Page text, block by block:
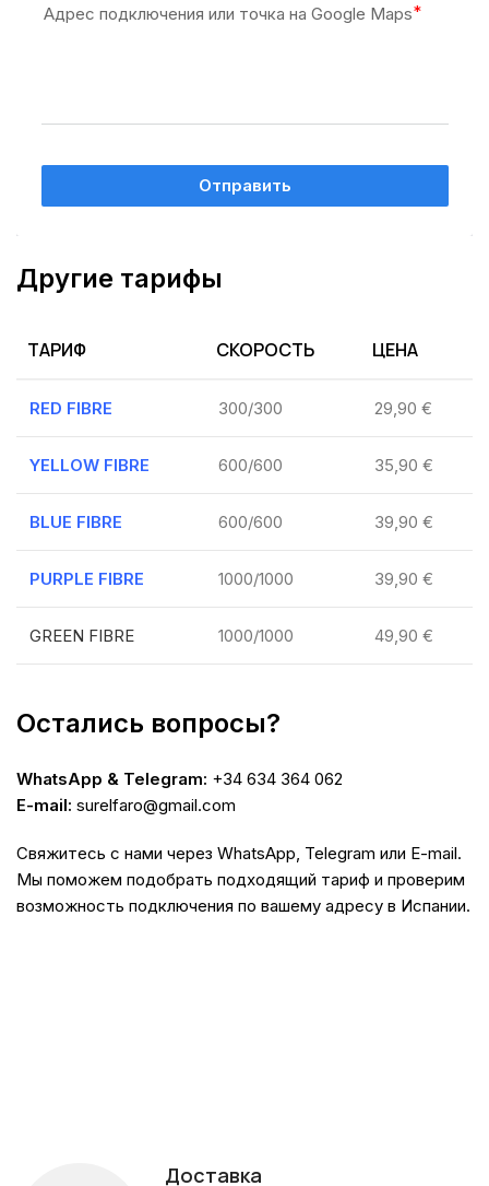
Адрес подключения или точка на Google Maps
Отправить
Другие тарифы
ТАРИФ СКОРОСТЬ ЦЕНА
RED FIBRE 300/300 29,90 €
YELLOW FIBRE 600/600 35,90 €
BLUE FIBRE 600/600 39,90 €
PURPLE FIBRE 1000/1000 39,90 €
GREEN FIBRE 1000/1000 49,90 €
Остались вопросы?
WhatsApp & Telegram: +34 634 364 062
E-mail: surelfaro@gmail.com
Свяжитесь с нами через WhatsApp, Telegram или E-mail.
Мы поможем подобрать подходящий тариф и проверим
возможность подключения по вашему адресу в Испании.
Доставка